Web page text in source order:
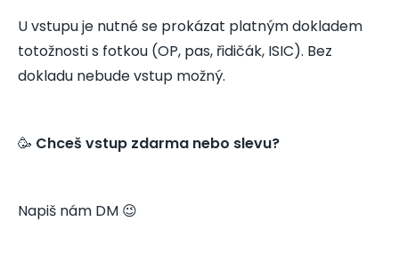
U vstupu je nutné se prokázat platným dokladem
totožnosti s fotkou (OP, pas, řidičák, ISIC). Bez
dokladu nebude vstup možný.
🥳 Chceš vstup zdarma nebo slevu?
Napiš nám DM 😉